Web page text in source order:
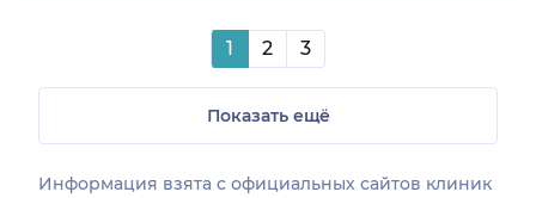
1 2 3
Показать ещё
Информация взята c официальных сайтов клиник